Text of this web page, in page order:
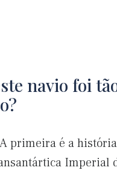
navio foi
primeira é a
Imperial